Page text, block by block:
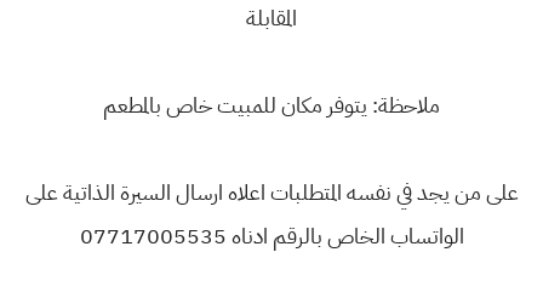
المقابلة
ملاحظة: يتوفر مكان للمبيت خاص بالمطعم
على من يجد في نفسه المتطلبات اعلاه ارسال السيرة الذاتية على
الواتساب الخاص بالرقم ادناه 07717005535